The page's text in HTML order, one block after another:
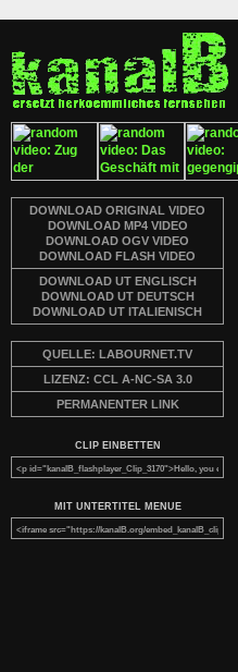
DOWNLOAD ORIGINAL VIDEO
DOWNLOAD MP4 VIDEO
DOWNLOAD OGV VIDEO
DOWNLOAD FLASH VIDEO
DOWNLOAD UT ENGLISCH
DOWNLOAD UT DEUTSCH
DOWNLOAD UT ITALIENISCH
QUELLE: LABOURNET.TV
LIZENZ: CCL A-NC-SA 3.0
PERMANENTER LINK
CLIP EINBETTEN
MIT UNTERTITEL MENUE